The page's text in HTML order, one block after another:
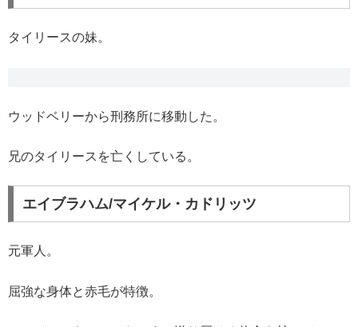
タイリースの妹。
ウッドベリーから刑務所に移動した。
兄のタイリースを亡くしている。
エイブラハム/マイケル・カドリッツ
元軍人。
屈強な身体と赤毛が特徴。